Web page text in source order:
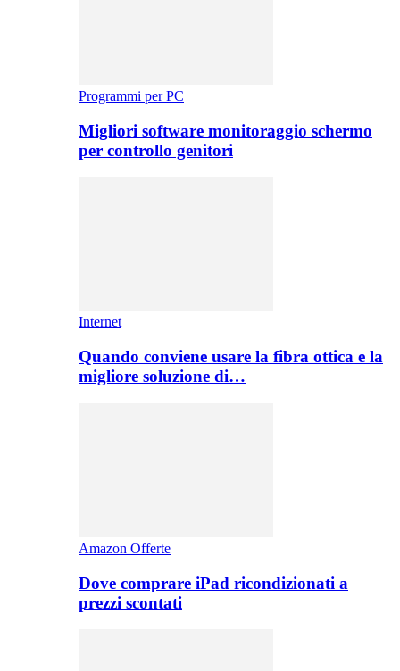
Programmi per PC
Migliori software monitoraggio schermo
per controllo genitori
Internet
Quando conviene usare la fibra ottica e la
migliore soluzione di…
Amazon Offerte
Dove comprare iPad ricondizionati a
prezzi scontati